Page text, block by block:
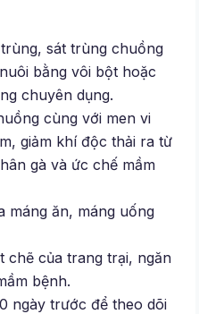
sát trùng chuồng
bằng vôi bột hoặc
chuyên dụng.
cùng với men vi
giảm khí độc thải ra từ
gà và ức chế mầm
máng ăn, máng uống
chẽ của trang trại, ngăn
bệnh.
ngày trước để theo dõi